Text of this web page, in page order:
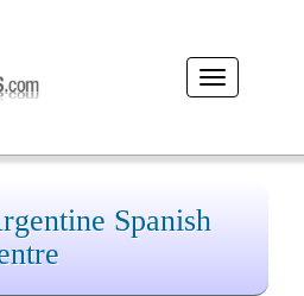
Desplegar
navegación
Spanish